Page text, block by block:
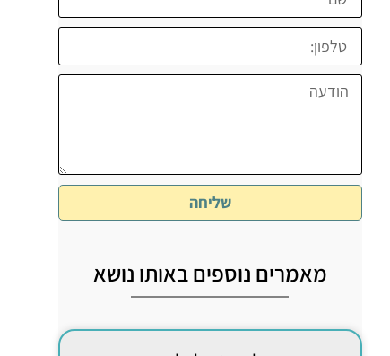
שליחה
מאמרים נוספים באותו נושא